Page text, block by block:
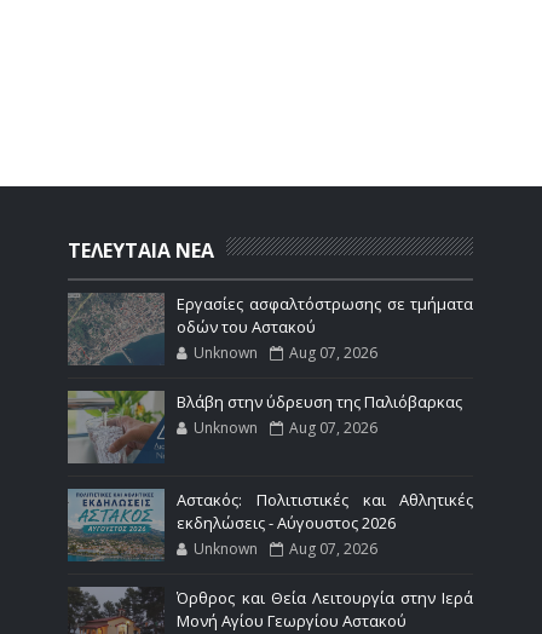
ΤΕΛΕΥΤΑΙΑ ΝΕΑ
Εργασίες ασφαλτόστρωσης σε τμήματα
οδών του Αστακού
Unknown Aug 07, 2026
Βλάβη στην ύδρευση της Παλιόβαρκας
Unknown Aug 07, 2026
Αστακός: Πολιτιστικές και Αθλητικές
εκδηλώσεις - Αύγουστος 2026
Unknown Aug 07, 2026
Όρθρος και Θεία Λειτουργία στην Ιερά
Μονή Αγίου Γεωργίου Αστακού